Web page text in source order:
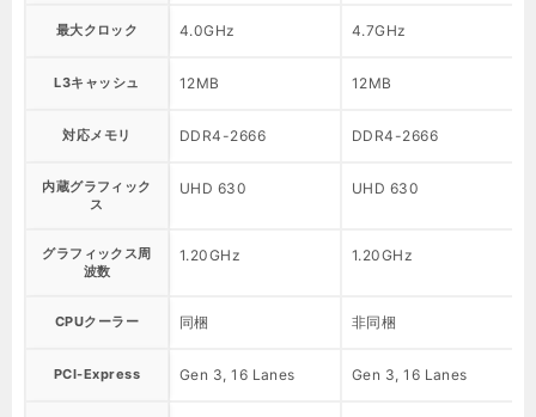
最大クロック 4.0GHz 4.7GHz
L3キャッシュ 12MB 12MB
対応メモリ DDR4-2666 DDR4-2666
内蔵グラフィック
ス
UHD 630 UHD 630
グラフィックス周
波数
1.20GHz 1.20GHz
CPUクーラー 同梱 非同梱
PCI-Express Gen 3, 16 Lanes Gen 3, 16 Lanes